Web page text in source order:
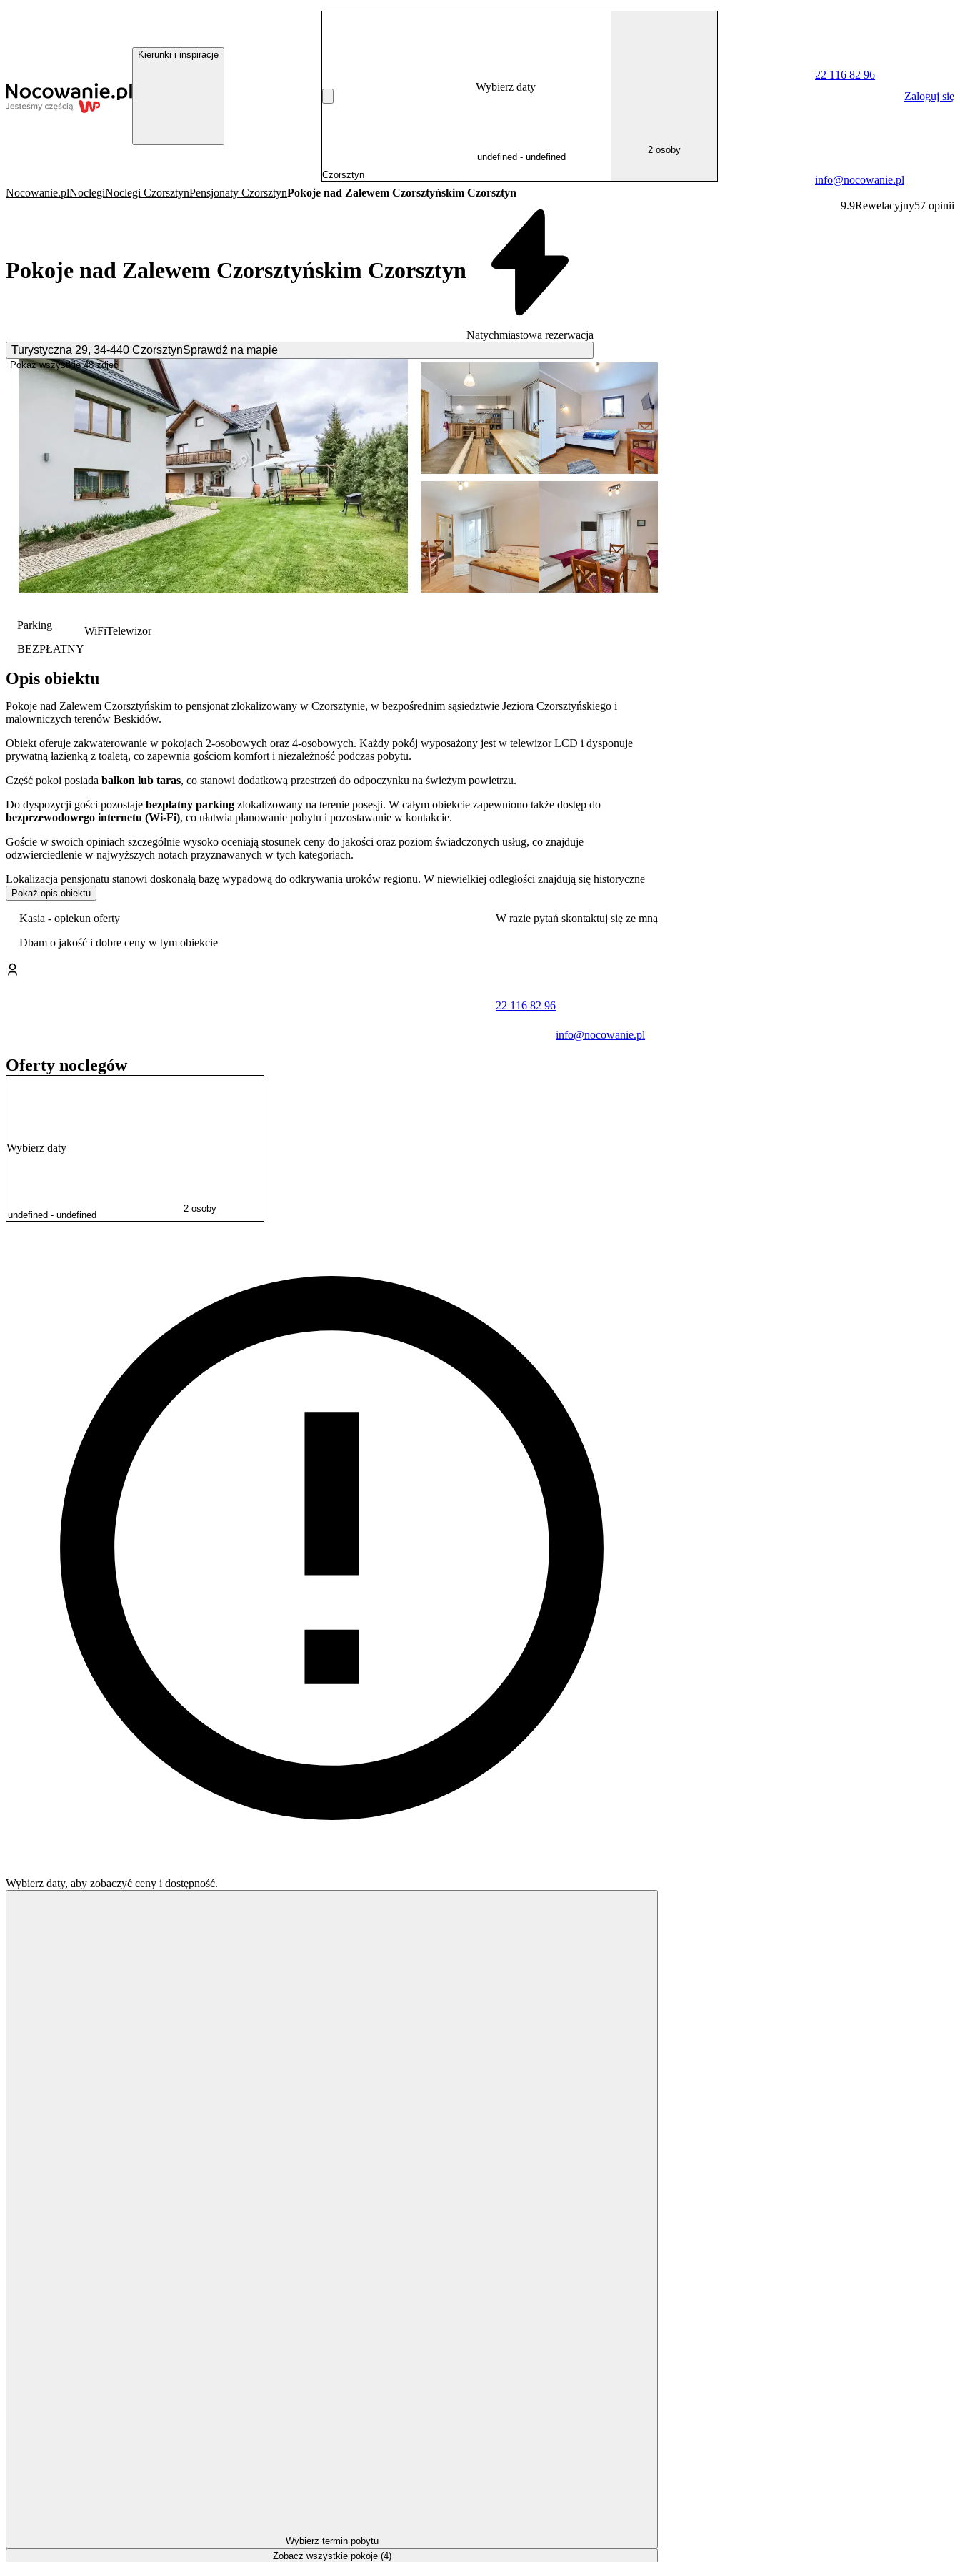
Kierunki i inspiracje
Wybierz daty
2 osoby
22 116 82 96
info@nocowanie.pl
Zaloguj się
Nocowanie.plNoclegiNoclegi CzorsztynPensjonaty CzorsztynPokoje nad Zalewem Czorsztyńskim Czorsztyn
Pokoje nad Zalewem Czorsztyńskim Czorsztyn
Natychmiastowa rezerwacja
Turystyczna 29, 34-440 CzorsztynSprawdź na mapie
9.9Rewelacyjny57 opinii
Pokaż wszystkie 48 zdjęć
Parking
BEZPŁATNY
WiFiTelewizor
Opis obiektu
Pokoje nad Zalewem Czorsztyńskim to pensjonat zlokalizowany w Czorsztynie, w bezpośrednim sąsiedztwie Jeziora Czorsztyńskiego i
malowniczych terenów Beskidów.
Obiekt oferuje zakwaterowanie w pokojach 2-osobowych oraz 4-osobowych. Każdy pokój wyposażony jest w telewizor LCD i dysponuje
prywatną łazienką z toaletą, co zapewnia gościom komfort i niezależność podczas pobytu.
Część pokoi posiada balkon lub taras, co stanowi dodatkową przestrzeń do odpoczynku na świeżym powietrzu.
Do dyspozycji gości pozostaje bezpłatny parking zlokalizowany na terenie posesji. W całym obiekcie zapewniono także dostęp do
bezprzewodowego internetu (Wi-Fi), co ułatwia planowanie pobytu i pozostawanie w kontakcie.
Goście w swoich opiniach szczególnie wysoko oceniają stosunek ceny do jakości oraz poziom świadczonych usług, co znajduje
odzwierciedlenie w najwyższych notach przyznawanych w tych kategoriach.
Lokalizacja pensjonatu stanowi doskonałą bazę wypadową do odkrywania uroków regionu. W niewielkiej odległości znajdują się historyczne
ruinyZamku w Czorsztynie
rowerowej dzięki przebiegającej w pobliżu trasie Velo Czorsztyn.
Pienin, której można doświadczyć w okolicy, jest tradycyjny
Zameldowanie możliwe jest w godzinach od 14:00 do 22:00, a wymeldowanie należy zrealizować do godziny 11:00. Obiekt akceptuje płatności
Pokaż opis obiektu
Kasia - opiekun oferty
Dbam o jakość i dobre ceny w tym obiekcie
W razie pytań skontaktuj się ze mną
22 116 82 96
info@nocowanie.pl
Oferty noclegów
Wybierz daty
2 osoby
Wybierz daty, aby zobaczyć ceny i dostępność.
Wybierz termin pobytu
Zobacz wszystkie pokoje (4)